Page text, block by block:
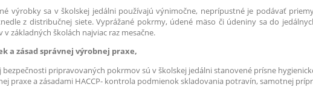
výrobky sa v školskej jedálni používajú výnimočne, neprípustné je podávať
z distribučnej siete. Vyprážané pokrmy, údené mäso či údeniny sa do
základných školách najviac raz mesačne.
a zásad správnej výrobnej praxe,
bezpečnosti pripravovaných pokrmov sú v školskej jedálni stanovené prísne
praxe a zásadami HACCP- kontrola podmienok skladovania potravín, samotnej